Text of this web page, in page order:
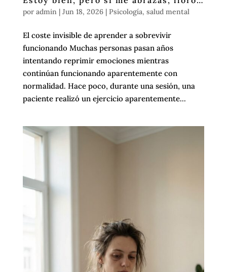
por admin| Jun 18, 2026| Psicología, salud mental
El coste invisible de aprender a sobrevivir
funcionando Muchas personas pasan años
intentando reprimir emociones mientras
continúan funcionando aparentemente con
normalidad. Hace poco, durante una sesión, una
paciente realizó un ejercicio aparentemente...